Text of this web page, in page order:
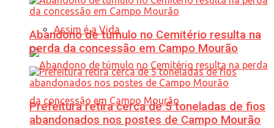
Assim é a Vida
Abandono de túmulo no Cemitério resulta na
perda da concessão em Campo Mourão
Prefeitura retira cerca de 5 toneladas de fios
abandonados nos postes de Campo Mourão